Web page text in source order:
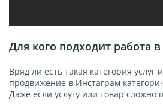
Для кого подходит работа
Вряд ли есть такая категория услуг
продвижение в Инстаграм
Даже если услугу или товар сложно